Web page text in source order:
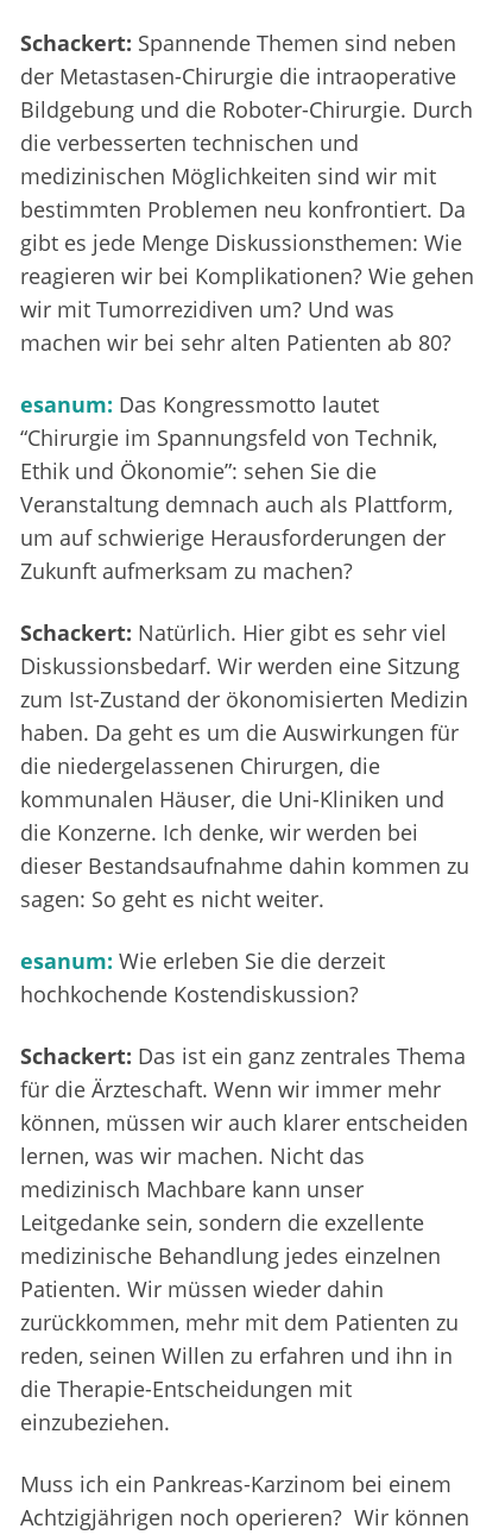
Schackert: Spannende Themen sind neben
der Metastasen-Chirurgie die intraoperative
Bildgebung und die Roboter-Chirurgie. Durch
die verbesserten technischen und
medizinischen Möglichkeiten sind wir mit
bestimmten Problemen neu konfrontiert. Da
gibt es jede Menge Diskussionsthemen: Wie
reagieren wir bei Komplikationen? Wie gehen
wir mit Tumorrezidiven um? Und was
machen wir bei sehr alten Patienten ab 80?
esanum: Das Kongressmotto lautet
“Chirurgie im Spannungsfeld von Technik,
Ethik und Ökonomie”: sehen Sie die
Veranstaltung demnach auch als Plattform,
um auf schwierige Herausforderungen der
Zukunft aufmerksam zu machen?
Schackert: Natürlich. Hier gibt es sehr viel
Diskussionsbedarf. Wir werden eine Sitzung
zum Ist-Zustand der ökonomisierten Medizin
haben. Da geht es um die Auswirkungen für
die niedergelassenen Chirurgen, die
kommunalen Häuser, die Uni-Kliniken und
die Konzerne. Ich denke, wir werden bei
dieser Bestandsaufnahme dahin kommen zu
sagen: So geht es nicht weiter.
esanum: Wie erleben Sie die derzeit
hochkochende Kostendiskussion?
Schackert: Das ist ein ganz zentrales Thema
für die Ärzteschaft. Wenn wir immer mehr
können, müssen wir auch klarer entscheiden
lernen, was wir machen. Nicht das
medizinisch Machbare kann unser
Leitgedanke sein, sondern die exzellente
medizinische Behandlung jedes einzelnen
Patienten. Wir müssen wieder dahin
zurückkommen, mehr mit dem Patienten zu
reden, seinen Willen zu erfahren und ihn in
die Therapie-Entscheidungen mit
einzubeziehen.
Muss ich ein Pankreas-Karzinom bei einem
Achtzigjährigen noch operieren? Wir können